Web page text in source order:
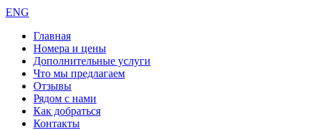
ENG
Главная
Номера и цены
Дополнительные услуги
Что мы предлагаем
Отзывы
Рядом с нами
Как добраться
Контакты